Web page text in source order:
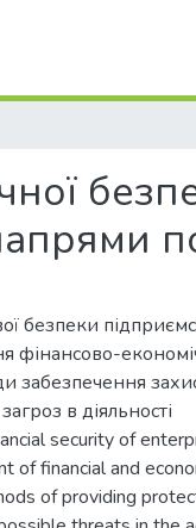
безпеки
фінансово-
забезпечення
в діяльності
security of
of financial and
of providing